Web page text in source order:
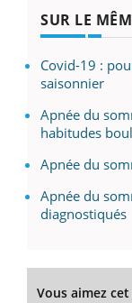
SUR LE
Covid-19 :
saisonnier
Apnée du
habitudes
Apnée du
Apnée du
diagnostiqués
Vous aimez